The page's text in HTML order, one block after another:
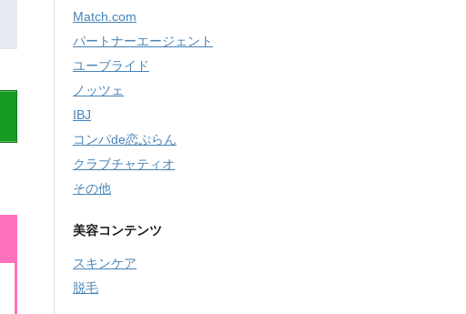
Match.com
パートナーエージェント
ユーブライド
ノッツェ
IBJ
コンパde恋ぷらん
クラブチャティオ
その他
美容コンテンツ
スキンケア
脱毛